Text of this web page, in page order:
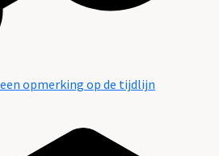
opmerking op de tijdlijn